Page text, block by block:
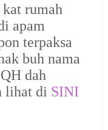
rumah
apam
terpaksa
buh nama
dah
lihat di SINI